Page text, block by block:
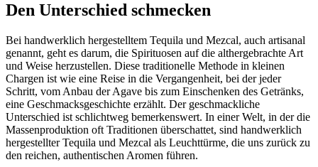
Den Unterschied schmecken
Bei handwerklich hergestelltem Tequila und Mezcal, auch artisanal
genannt, geht es darum, die Spirituosen auf die althergebrachte Art
und Weise herzustellen. Diese traditionelle Methode in kleinen
Chargen ist wie eine Reise in die Vergangenheit, bei der jeder
Schritt, vom Anbau der Agave bis zum Einschenken des Getränks,
eine Geschmacksgeschichte erzählt. Der geschmackliche
Unterschied ist schlichtweg bemerkenswert. In einer Welt, in der die
Massenproduktion oft Traditionen überschattet, sind handwerklich
hergestellter Tequila und Mezcal als Leuchttürme, die uns zurück zu
den reichen, authentischen Aromen führen.